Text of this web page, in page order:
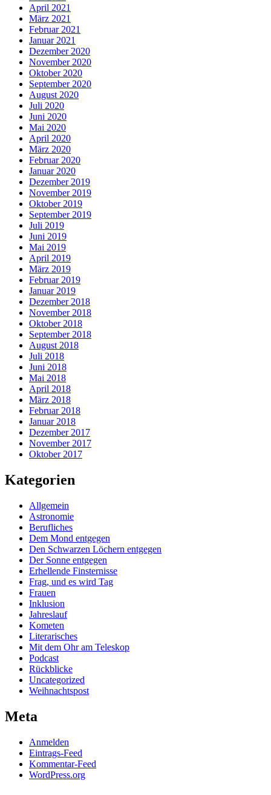
April 2021
März 2021
Februar 2021
Januar 2021
Dezember 2020
November 2020
Oktober 2020
September 2020
August 2020
Juli 2020
Juni 2020
Mai 2020
April 2020
März 2020
Februar 2020
Januar 2020
Dezember 2019
November 2019
Oktober 2019
September 2019
Juli 2019
Juni 2019
Mai 2019
April 2019
März 2019
Februar 2019
Januar 2019
Dezember 2018
November 2018
Oktober 2018
September 2018
August 2018
Juli 2018
Juni 2018
Mai 2018
April 2018
März 2018
Februar 2018
Januar 2018
Dezember 2017
November 2017
Oktober 2017
Kategorien
Allgemein
Astronomie
Berufliches
Dem Mond entgegen
Den Schwarzen Löchern entgegen
Der Sonne entgegen
Erhellende Finsternisse
Frag, und es wird Tag
Frauen
Inklusion
Jahreslauf
Kometen
Literarisches
Mit dem Ohr am Teleskop
Podcast
Rückblicke
Uncategorized
Weihnachtspost
Meta
Anmelden
Eintrags-Feed
Kommentar-Feed
WordPress.org